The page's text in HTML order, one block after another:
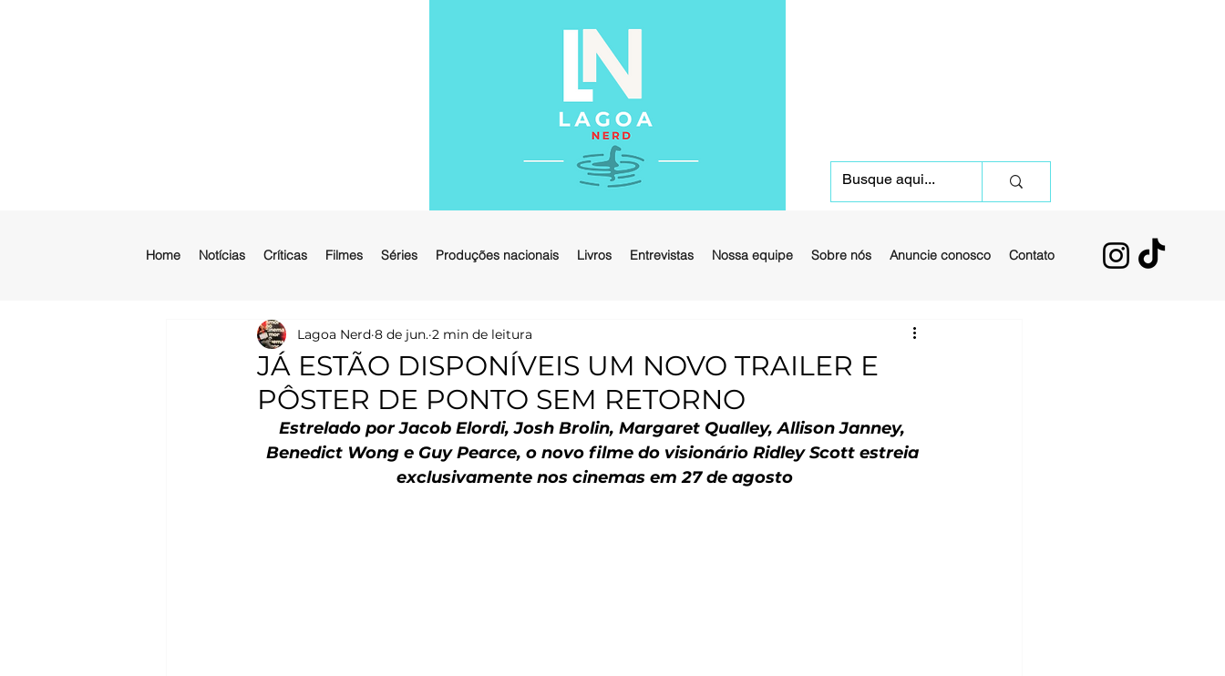
Home Notícias Críticas Filmes Séries Produções nacionais Livros Entrevistas Nossa equipe Sobre nós Anuncie conosco Contato
JÁ ESTÃO DISPONÍVEIS UM NOVO TRAILER E
PÔSTER DE PONTO SEM RETORNO
Lagoa Nerd 8 de jun. 2 min de leitura
Estrelado por Jacob Elordi, Josh Brolin, Margaret Qualley, Allison Janney,
Benedict Wong e Guy Pearce, o novo filme do visionário Ridley Scott estreia
exclusivamente nos cinemas em 27 de agosto